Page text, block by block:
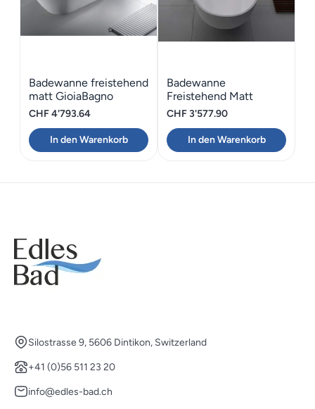
Badewanne freistehend
matt GioiaBagno
Wanne Naomi-160
CHF4'793.64
In den Warenkorb
Badewanne
Freistehend Matt
GioiaBagno Maui-170
CHF3'577.90
In den Warenkorb
Silostrasse 9, 5606 Dintikon, Switzerland
+41 (0)56 511 23 20
info@edles-bad.ch